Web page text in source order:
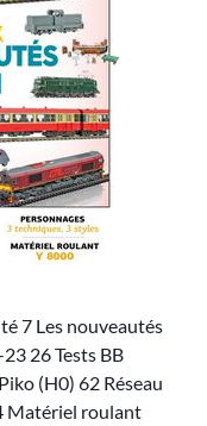
7 Les nouveautés
26 Tests BB
(H0) 62 Réseau
Matériel roulant